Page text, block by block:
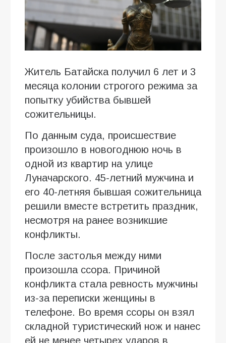
Житель Батайска получил 6 лет и 3
месяца колонии строгого режима за
попытку убийства бывшей
сожительницы.
По данным суда, происшествие
произошло в новогоднюю ночь в
одной из квартир на улице
Луначарского. 45-летний мужчина и
его 40-летняя бывшая сожительница
решили вместе встретить праздник,
несмотря на ранее возникшие
конфликты.
После застолья между ними
произошла ссора. Причиной
конфликта стала ревность мужчины
из-за переписки женщины в
телефоне. Во время ссоры он взял
складной туристический нож и нанес
ей не менее четырех ударов в